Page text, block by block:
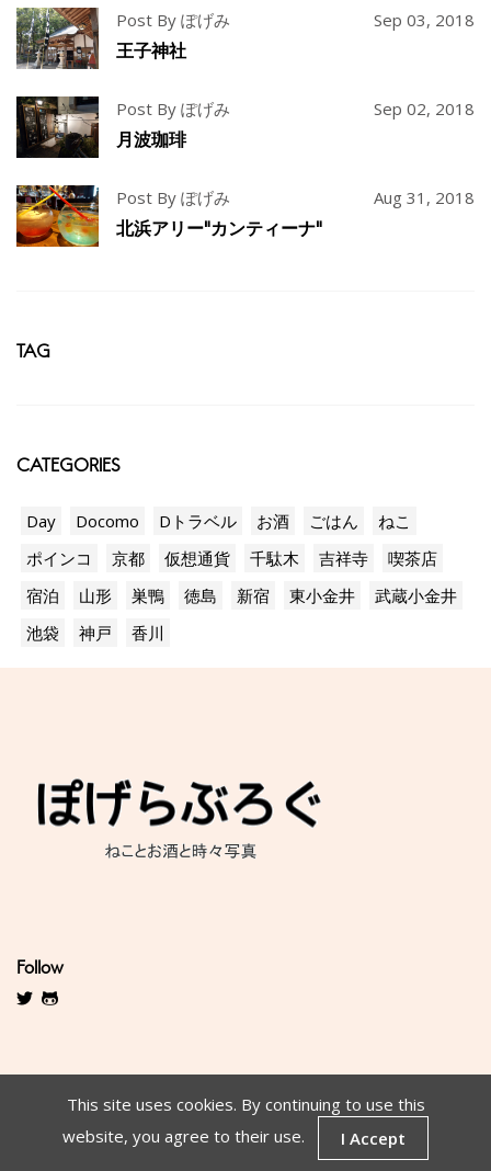
Post By ぽげみ Sep 03, 2018
王子神社
Post By ぽげみ Sep 02, 2018
月波珈琲
Post By ぽげみ Aug 31, 2018
北浜アリー"カンティーナ"
TAG
CATEGORIES
Day Docomo Dトラベル お酒 ごはん
ねこ
ポインコ
京都 仮想通貨 千駄木 吉祥寺
喫茶店
宿泊
山形 巣鴨 徳島 新宿 東小金井
武蔵小金井
池袋
神戸 香川
Follow
Copyright © 2017-2021 ぽげらぶろぐ
This site uses cookies. By continuing to use this
website, you agree to their use.
I Accept